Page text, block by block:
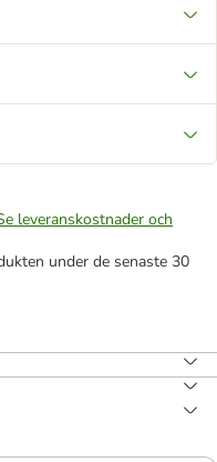
leveranskostnader och
under de senaste 30